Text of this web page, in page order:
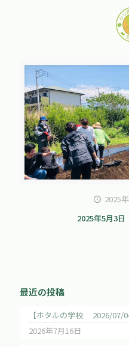
2025
2025年5月3日
最近の投稿
【ホタルの学校 2026/07/04
2026年7月16日